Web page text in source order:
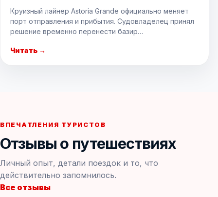
Круизный лайнер Astoria Grande официально меняет
порт отправления и прибытия. Судовладелец принял
решение временно перенести базир…
Читать →
ВПЕЧАТЛЕНИЯ ТУРИСТОВ
Отзывы о путешествиях
Личный опыт, детали поездок и то, что
действительно запомнилось.
Все отзывы